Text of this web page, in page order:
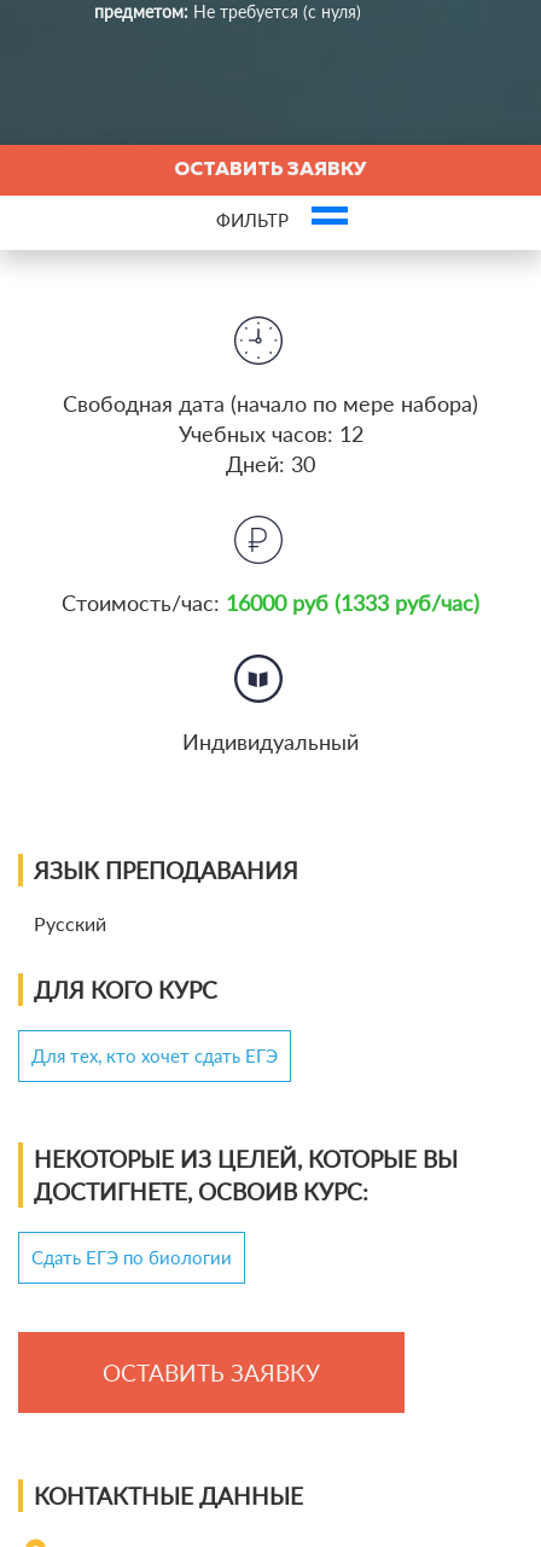
предметом: Не требуется (с нуля)
Cвободная дата (начало по мере набора)
Учебных часов: 12
Дней: 30
Стоимость/час: 16000 руб (1333 руб/час)
Индивидуальный
ЯЗЫК ПРЕПОДАВАНИЯ
Русский
ДЛЯ КОГО КУРС
Для тех, кто хочет сдать ЕГЭ
НЕКОТОРЫЕ ИЗ ЦЕЛЕЙ, КОТОРЫЕ ВЫ
ДОСТИГНЕТЕ, ОСВОИВ КУРС:
Сдать ЕГЭ по биологии
ОСТАВИТЬ ЗАЯВКУ
КОНТАКТНЫЕ ДАННЫЕ
ОСТАВИТЬ ЗАЯВКУ
ФИЛЬТР
Это ваша компания? Зарегистрируйте представителя и получите новых
Статьи, связанные с курсом
Как выбрать онлайн-курсы и не потратиться зря?
Тренд 21 века: учиться онлайн. Оправдано?
Как подготовиться к ЕГЭ: способы, выбираем курс